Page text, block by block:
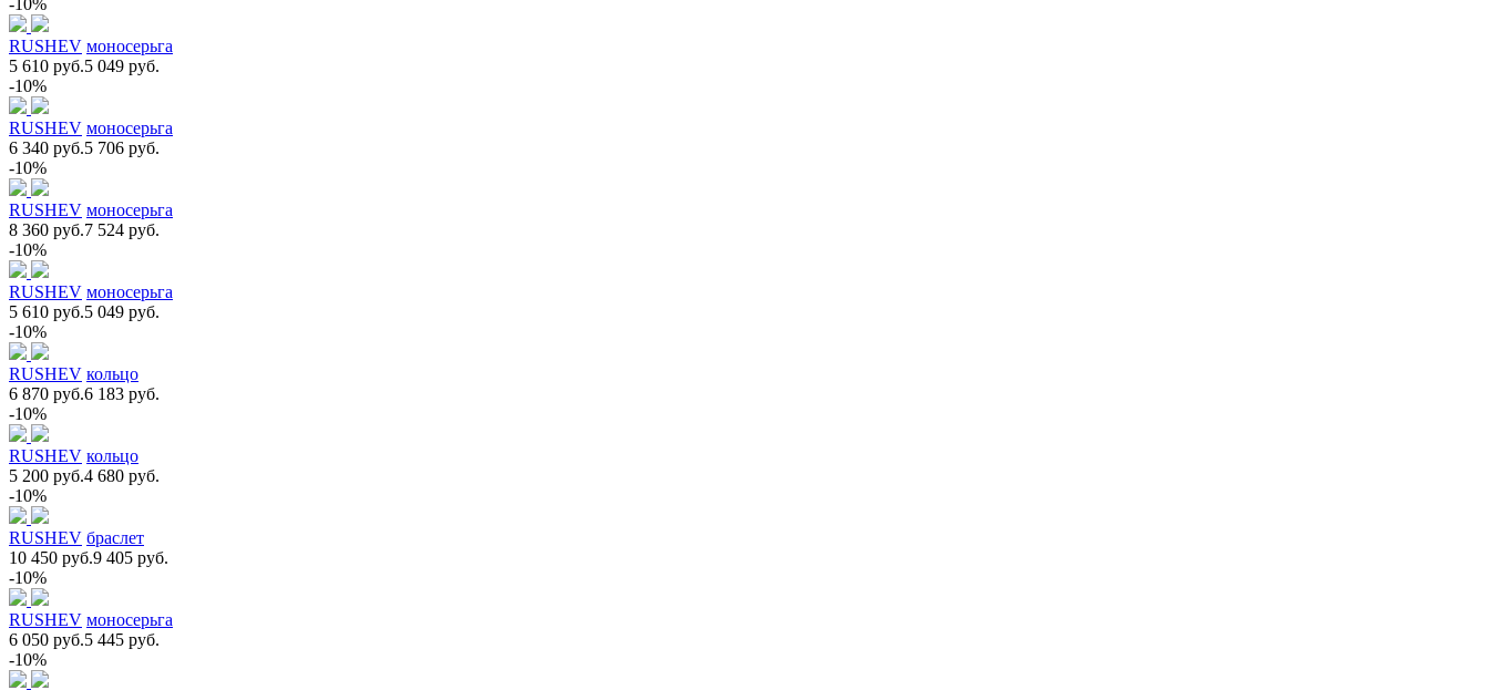
RUSHEV моносерьга
5 610 руб.5 049 руб.
-10%
RUSHEV моносерьга
6 340 руб.5 706 руб.
-10%
RUSHEV моносерьга
8 360 руб.7 524 руб.
-10%
RUSHEV моносерьга
5 610 руб.5 049 руб.
-10%
RUSHEV кольцо
6 870 руб.6 183 руб.
-10%
RUSHEV кольцо
5 200 руб.4 680 руб.
-10%
RUSHEV браслет
10 450 руб.9 405 руб.
-10%
RUSHEV моносерьга
6 050 руб.5 445 руб.
-10%